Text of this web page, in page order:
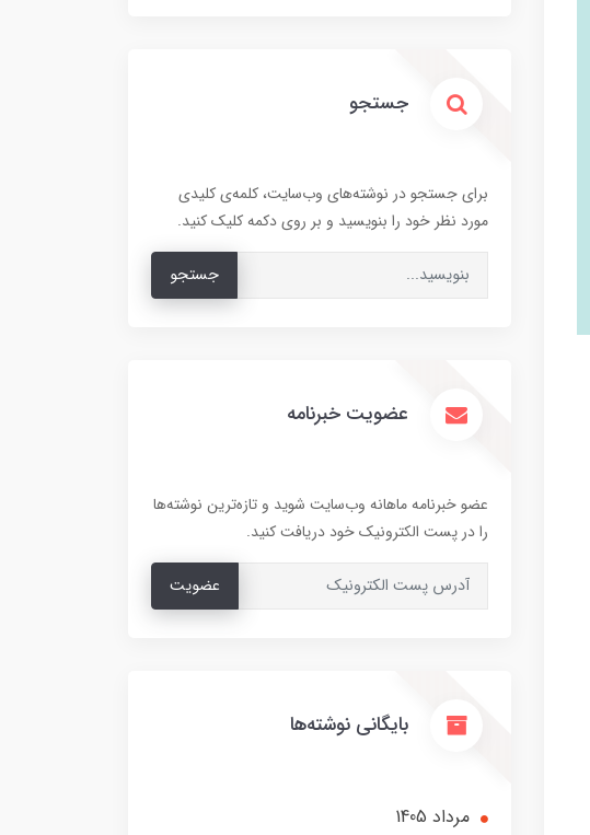
جستجو
برای جستجو در نوشته‌های وب‌سایت، کلمه‌ی کلیدی
مورد نظر خود را بنویسید و بر روی دکمه کلیک کنید.
جستجو
عضویت خبرنامه
عضو خبرنامه ماهانه وب‌سایت شوید و تازه‌ترین نوشته‌ها
را در پست الکترونیک خود دریافت کنید.
عضویت
بایگانی نوشته‌ها
مرداد 1405